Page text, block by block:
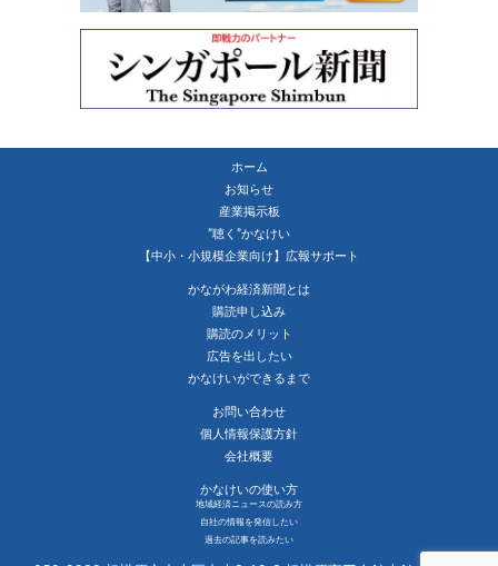
ホーム
お知らせ
産業掲示板
”聴く”かなけい
【中小・小規模企業向け】広報サポート
かながわ経済新聞とは
購読申し込み
購読のメリット
広告を出したい
かなけいができるまで
お問い合わせ
個人情報保護方針
会社概要
かなけいの使い方
地域経済ニュースの読み方
自社の情報を発信したい
過去の記事を読みたい